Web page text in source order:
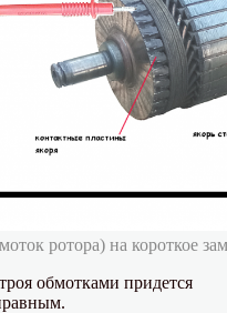
ротора) на короткое
обмотками придется